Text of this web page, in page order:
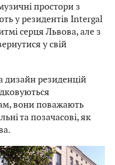
простори з
у резидентів Intergal
серця Львова, але з
у свій
дизайн резиденцій
вони поважають
та позачасові, як